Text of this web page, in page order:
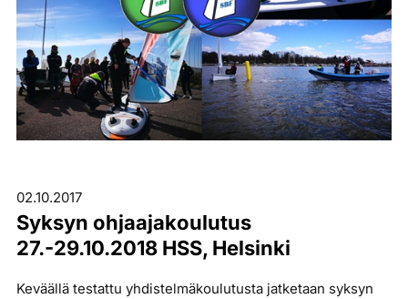
02.10.2017
Syksyn ohjaajakoulutus
27.-29.10.2018 HSS, Helsinki
Keväällä testattu yhdistelmäkoulutusta jatketaan syksyn